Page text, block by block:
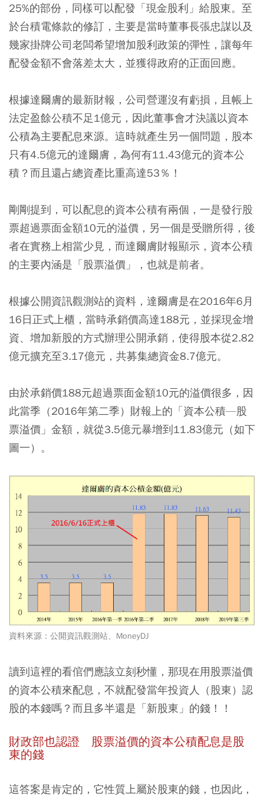
25%的部份，同樣可以配發「現金股利」給股東。至
於台積電條款的修訂，主要是當時董事長張忠謀以及
幾家掛牌公司老闆希望增加股利政策的彈性，讓每年
配發金額不會落差太大，並獲得政府的正面回應。
根據達爾膚的最新財報，公司營運沒有虧損，且帳上
法定盈餘公積不足1億元，因此董事會才決議以資本
公積為主要配息來源。這時就產生另一個問題，股本
只有4.5億元的達爾膚，為何有11.43億元的資本公
積？而且還占總資產比重高達53％！
剛剛提到，可以配息的資本公積有兩個，一是發行股
票超過票面金額10元的溢價，另一個是受贈所得，後
者在實務上相當少見，而達爾膚財報顯示，資本公積
的主要內涵是「股票溢價」，也就是前者。
根據公開資訊觀測站的資料，達爾膚是在2016年6月
16日正式上櫃，當時承銷價高達188元，並採現金增
資、增加新股的方式辦理公開承銷，使得股本從2.82
億元擴充至3.17億元，共募集總資金8.7億元。
由於承銷價188元超過票面金額10元的溢價很多，因
此當季（2016年第二季）財報上的「資本公積—股
票溢價」金額，就從3.5億元暴增到11.83億元（如下
圖一）。
資料來源：公開資訊觀測站、MoneyDJ
讀到這裡的看倌們應該立刻秒懂，那現在用股票溢價
的資本公積來配息，不就配發當年投資人（股東）認
股的本錢嗎？而且多半還是「新股東」的錢！！
財政部也認證 股票溢價的資本公積配息是股
東的錢
這答案是肯定的，它性質上屬於股東的錢，也因此，